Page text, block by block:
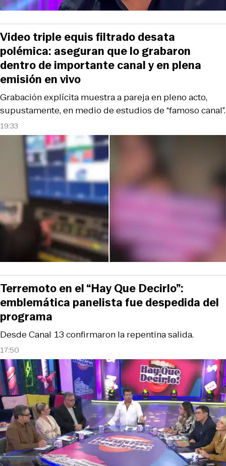
19:33
Grabación explícita muestra a pareja en pleno acto,
supustamente, en medio de estudios de “famoso canal”.
Video triple equis filtrado desata
polémica: aseguran que lo grabaron
dentro de importante canal y en plena
emisión en vivo
17:50
Desde Canal 13 confirmaron la repentina salida.
Terremoto en el “Hay Que Decirlo”:
emblemática panelista fue despedida del
programa